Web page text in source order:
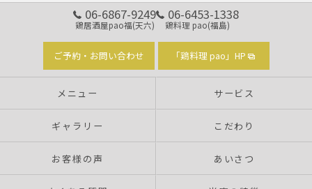
06-6867-9249
鶏居酒屋pao福(天六)
06-6453-1338
鶏料理 pao(福島)
ご予約・お問い合わせ 「鶏料理 pao」HP
メニュー サービス
ギャラリー こだわり
お客様の声 あいさつ